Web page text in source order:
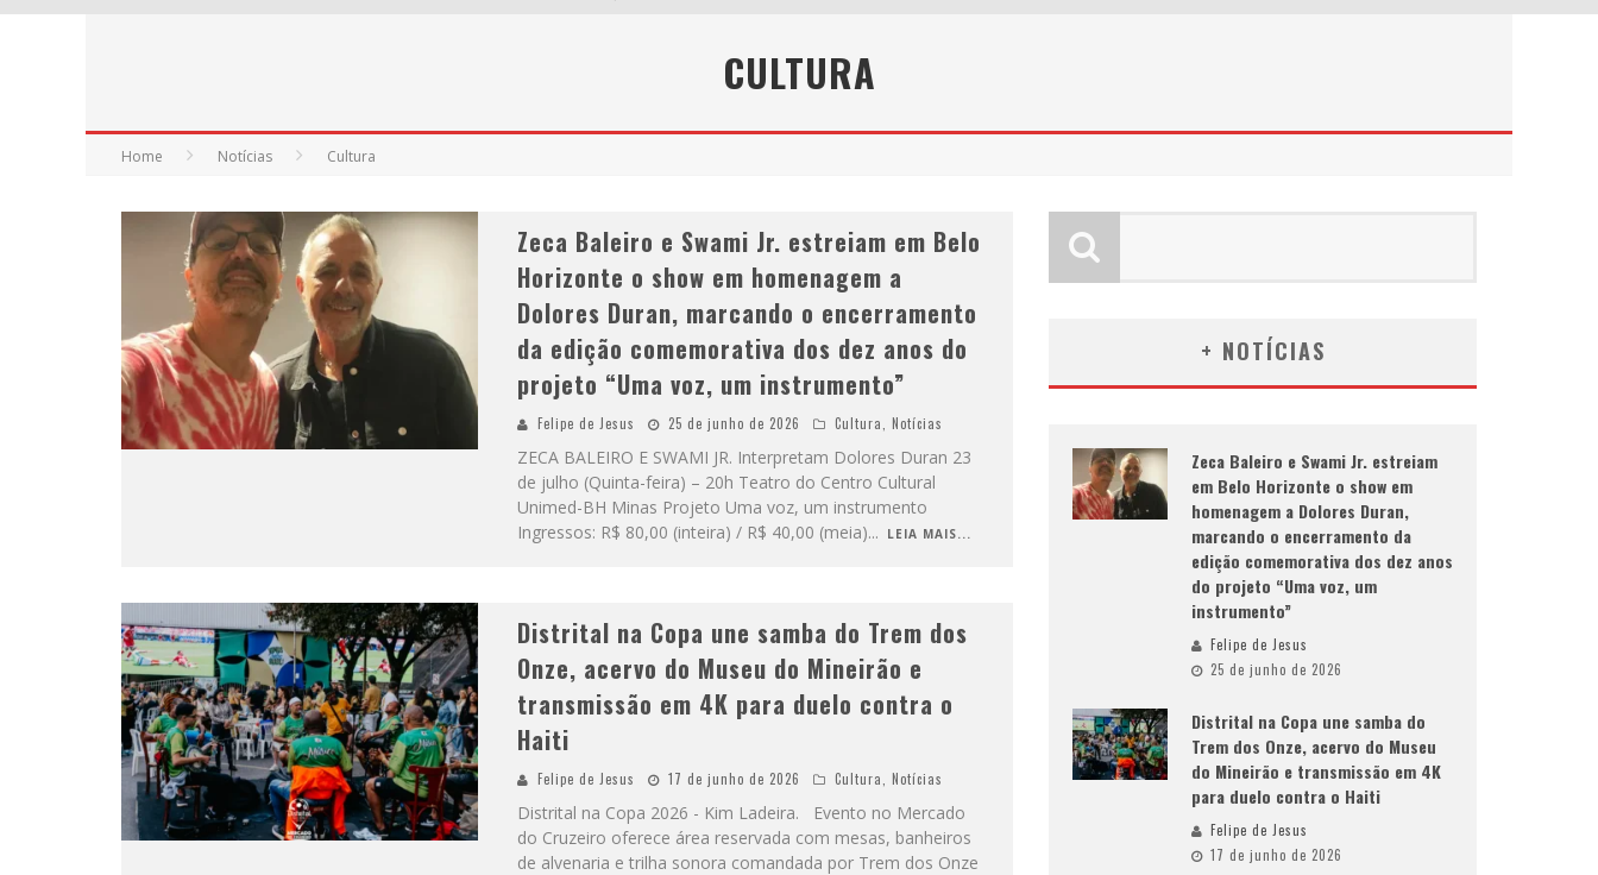
C
IDADE JUNINA ABRE AS PORTAS PARA TODA A FAMÍLIA COM A “CIDADEZINHA” NESTE SÁBADO
Z
ECA BALEIRO E SWAMI JR. ESTREIAM EM BELO HORIZONTE O SHOW EM HOMENAGEM A DOLORES DURAN, MARCANDO O ENCERRAMENTO DA EDIÇÃO COMEMORATIVA DOS DEZ ANOS DO PROJETO “UMA VOZ, UM INSTRUMENTO”
CULTURA
Home Notícias Cultura
Zeca Baleiro e Swami Jr. estreiam em Belo
Horizonte o show em homenagem a
Dolores Duran, marcando o encerramento
da edição comemorativa dos dez anos do
projeto “Uma voz, um instrumento”
Felipe de Jesus 25 de junho de 2026 Cultura Notícias
ZECA BALEIRO E SWAMI JR. Interpretam Dolores Duran 23
de julho (Quinta-feira) – 20h Teatro do Centro Cultural
Unimed-BH Minas Projeto Uma voz, um instrumento
Ingressos: R$ 80,00 (inteira) / R$ 40,00 (meia)... LEIA MAIS...
Distrital na Copa une samba do Trem dos
Onze, acervo do Museu do Mineirão e
transmissão em 4K para duelo contra o
Haiti
Felipe de Jesus 17 de junho de 2026 Cultura Notícias
Distrital na Copa 2026 - Kim Ladeira. Evento no Mercado
do Cruzeiro oferece área reservada com mesas, banheiros
de alvenaria e trilha sonora comandada por Trem dos Onze
+ NOTÍCIAS
Zeca Baleiro e Swami Jr. estreiam
em Belo Horizonte o show em
homenagem a Dolores Duran,
marcando o encerramento da
edição comemorativa dos dez anos
do projeto “Uma voz, um
instrumento”
Felipe de Jesus
25 de junho de 2026
Distrital na Copa une samba do
Trem dos Onze, acervo do Museu
do Mineirão e transmissão em 4K
para duelo contra o Haiti
Felipe de Jesus
17 de junho de 2026